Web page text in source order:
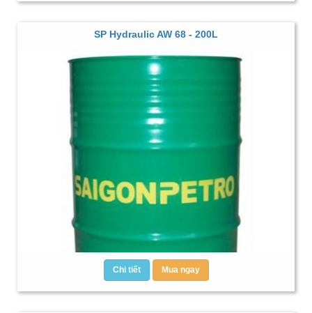
SP Hydraulic AW 68 - 200L
Chi tiết Mua ngay